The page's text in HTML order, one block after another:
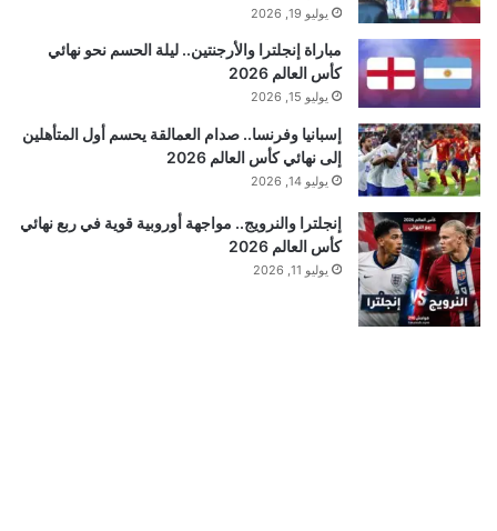
يوليو 19, 2026
مباراة إنجلترا والأرجنتين.. ليلة الحسم نحو نهائي
كأس العالم 2026
يوليو 15, 2026
إسبانيا وفرنسا.. صدام العمالقة يحسم أول المتأهلين
إلى نهائي كأس العالم 2026
يوليو 14, 2026
إنجلترا والنرويج.. مواجهة أوروبية قوية في ربع نهائي
كأس العالم 2026
يوليو 11, 2026